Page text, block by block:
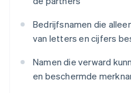
Bedrijfsnamen die
van letters en cijfers
Namen die verward
en beschermde